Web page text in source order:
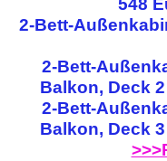
548
2-Bett-
2-Bett-
Balkon, Deck
2-Bett-
Balkon, Deck